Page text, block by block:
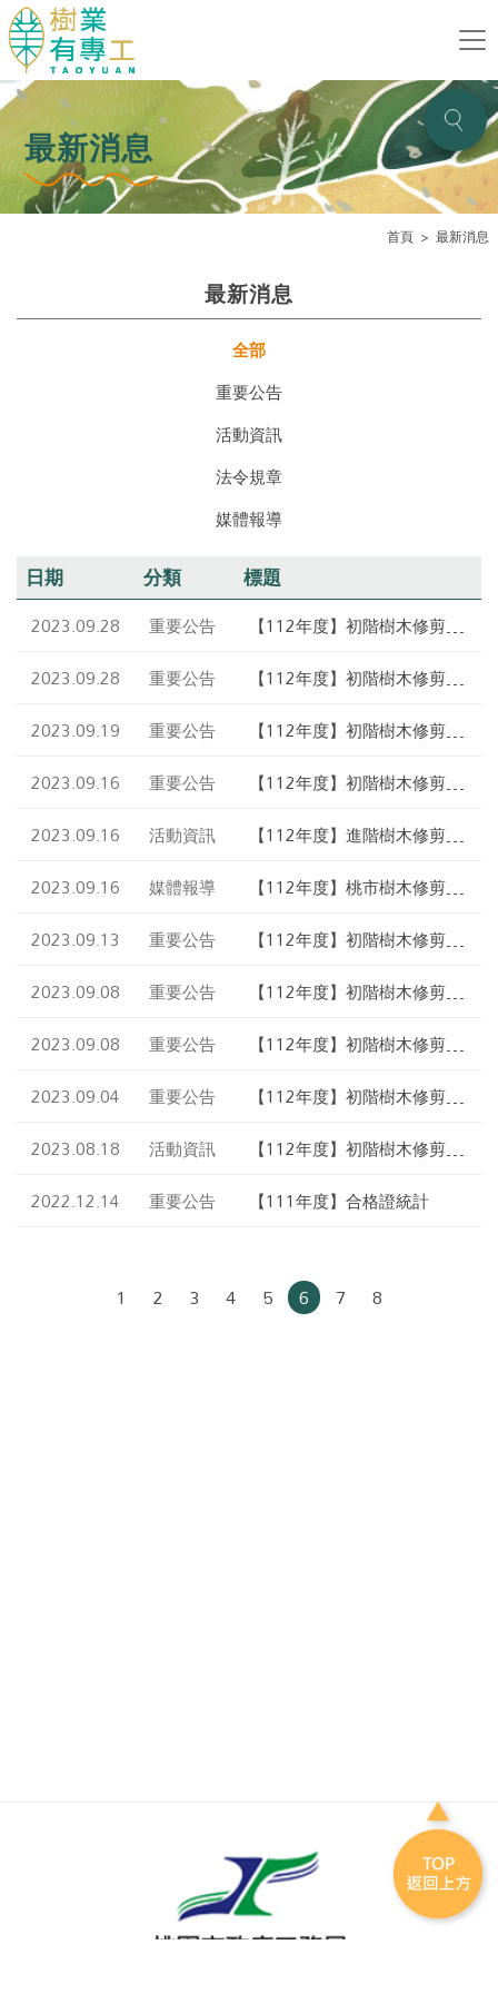
最新消息
首頁 最新消息
最新消息
全部
重要公告
活動資訊
法令規章
媒體報導
日期 分類 標題
2023.09.28 重要公告 【112年度】初階樹木修剪教
正式名單公告
2023.09.28 重要公告 【112年度】初階樹木修剪教
合格名單公告
2023.09.19 重要公告 【112年度】初階樹木修剪教
錄取名單公告
2023.09.16 重要公告 【112年度】初階樹木修剪教
合格名單公告
2023.09.16 活動資訊 【112年度】進階樹木修剪教
2023.09.16
媒體報導 【112年度】桃市樹木修剪教
樹木修剪維護觀念
2023.09.13 重要公告 【112年度】初階樹木修剪教
正式名單公告
2023.09.08 重要公告 【112年度】初階樹木修剪教
錄取名單公告
2023.09.08 重要公告 【112年度】初階樹木修剪教
正式名單公告
2023.09.04 重要公告 【112年度】初階樹木修剪教
錄取名單公告
2023.08.18 活動資訊 【112年度】初階樹木修剪教
2022.12.14
重要公告 【111年度】合格證統計
1 2 3 4 5 6 7 8